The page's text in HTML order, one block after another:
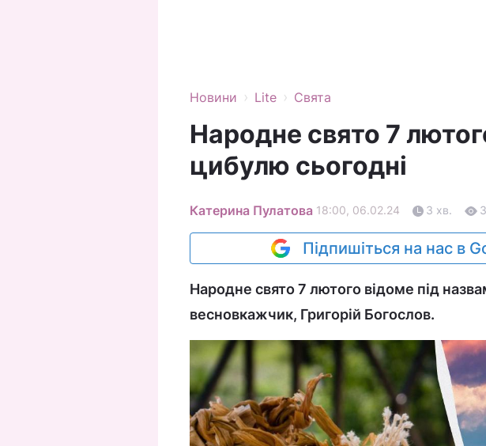
Новини › Lite › Свята
Народне свято 7
цибулю сьогодні
Катерина Пулатова 18:00, 06.02.24 3 хв.
Підпишіться на нас в
Народне свято 7 лютого відоме під
весновкажчик, Григорій Богослов.